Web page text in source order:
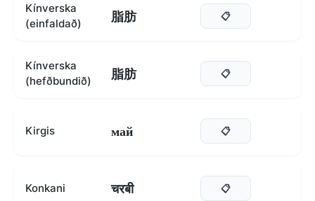
Kínverska
(einfaldað)
脂肪 📋
Kínverska
(hefðbundið)
脂肪 📋
Kirgis май 📋
Konkani चरबी 📋